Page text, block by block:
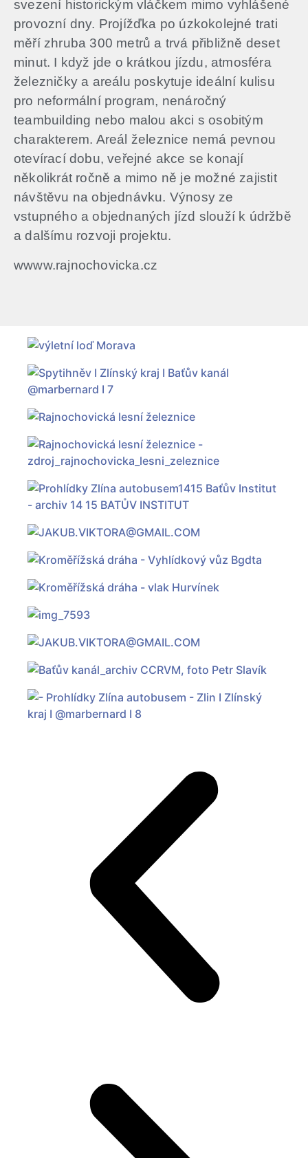
svezení historickým vláčkem mimo vyhlášené
provozní dny. Projížďka po úzkokolejné trati
měří zhruba 300 metrů a trvá přibližně deset
minut. I když jde o krátkou jízdu, atmosféra
železničky a areálu poskytuje ideální kulisu
pro neformální program, nenáročný
teambuilding nebo malou akci s osobitým
charakterem.​ Areál železnice nemá pevnou
otevírací dobu, veřejné akce se konají
několikrát ročně a mimo ně je možné zajistit
návštěvu na objednávku. Výnosy ze
vstupného a objednaných jízd slouží k údržbě
a dalšímu rozvoji projektu.
wwww.rajnochovicka.cz